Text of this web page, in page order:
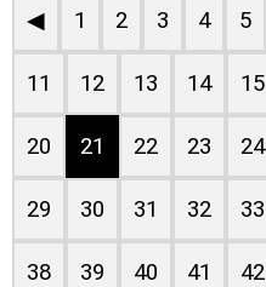
◀ 1 2 3 4 5
11 12 13 14 15
20 21 22 23 24
29 30 31 32 33
38 39 40 41 42